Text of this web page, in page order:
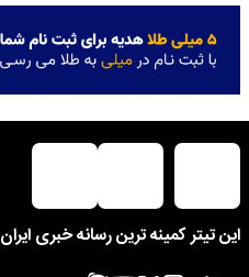
این تیتر کمینه ترین رسانه خبری ایران